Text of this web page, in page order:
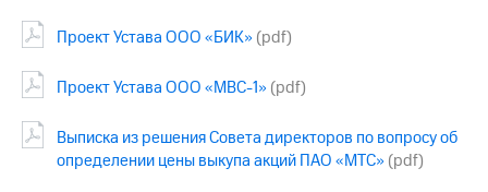
Проект Устава ООО «БИК» (pdf)
Проект Устава ООО «МВС-1» (pdf)
Выписка из решения Совета директоров по вопросу об
определении цены выкупа акций ПАО «МТС» (pdf)